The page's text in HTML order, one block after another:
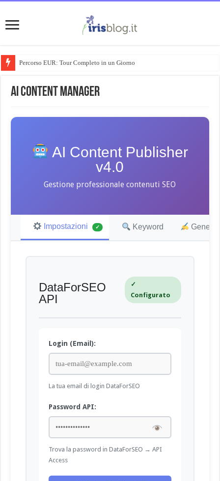
Percorso EUR: Tour Completo in un Giorno
AI Content Manager
AI Content Publisher
v4.0
Gestione professionale contenuti SEO
Impostazioni ✓ Keyword Genera
DataForSEO
API
✓
Configurato
Login (Email):
La tua email di login DataForSEO
Password API:
Trova la password in DataForSEO → API
Access